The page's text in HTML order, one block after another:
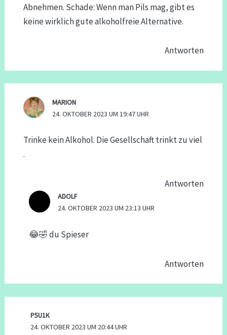
Abnehmen. Schade: Wenn man Pils mag, gibt es
keine wirklich gute alkoholfreie Alternative.
Antworten
MARION
24. OKTOBER 2023 UM 19:47 UHR
Trinke kein Alkohol. Die Gesellschaft trinkt zu viel
.
Antworten
ADOLF
24. OKTOBER 2023 UM 23:13 UHR
😂🤣 du Spieser
Antworten
P5U1K
24. OKTOBER 2023 UM 20:44 UHR